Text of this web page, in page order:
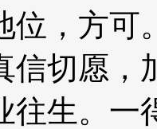
位，方可
信切愿，
往生。一